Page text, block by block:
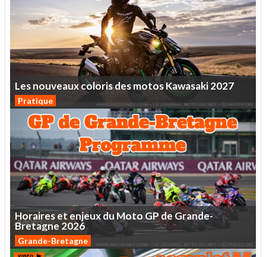
LesnouveauxcolorisdesmotosKawasaki2027
Pratique
HorairesetenjeuxduMotoGPdeGrande-
Bretagne 2026
Grande-Bretagne